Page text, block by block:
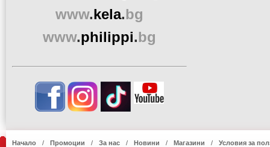
www.kela.bg
www.philippi.bg
Начало Промоции За нас Новини Магазини Условия за